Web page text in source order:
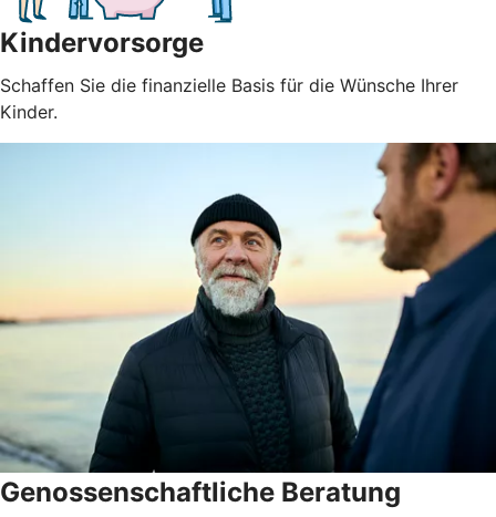
Kindervorsorge
Schaffen Sie die finanzielle Basis für die Wünsche Ihrer
Kinder.
Genossenschaftliche Beratung